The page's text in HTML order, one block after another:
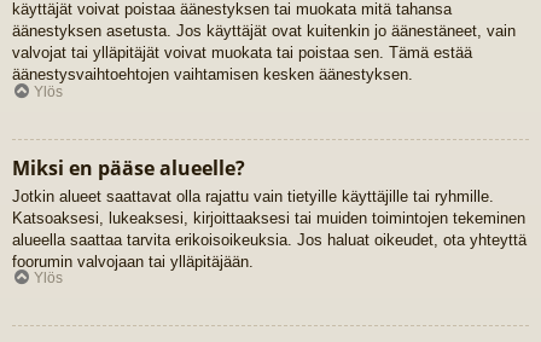
käyttäjät voivat poistaa äänestyksen tai muokata mitä tahansa
äänestyksen asetusta. Jos käyttäjät ovat kuitenkin jo äänestäneet, vain
valvojat tai ylläpitäjät voivat muokata tai poistaa sen. Tämä estää
äänestysvaihtoehtojen vaihtamisen kesken äänestyksen.
Ylös
Miksi en pääse alueelle?
Jotkin alueet saattavat olla rajattu vain tietyille käyttäjille tai ryhmille.
Katsoaksesi, lukeaksesi, kirjoittaaksesi tai muiden toimintojen tekeminen
alueella saattaa tarvita erikoisoikeuksia. Jos haluat oikeudet, ota yhteyttä
foorumin valvojaan tai ylläpitäjään.
Ylös